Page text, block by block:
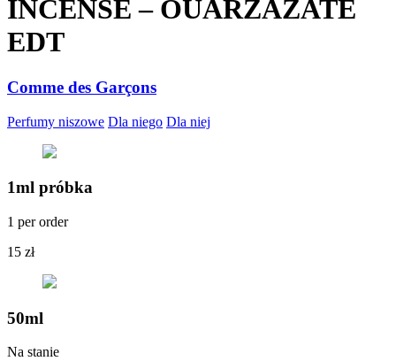
INCENSE – OUARZAZATE
EDT
Comme des Garçons
Perfumy niszowe Dla niego Dla niej
1ml próbka
1 per order
15 zł
50ml
Na stanie